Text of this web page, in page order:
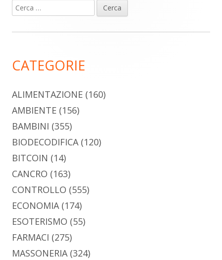
Barra
laterale
Ricerca
per:
CATEGORIE
ALIMENTAZIONE (160)
AMBIENTE (156)
BAMBINI (355)
BIODECODIFICA(120)
BITCOIN (14)
CANCRO (163)
CONTROLLO (555)
ECONOMIA(174)
ESOTERISMO (55)
FARMACI (275)
MASSONERIA(324)